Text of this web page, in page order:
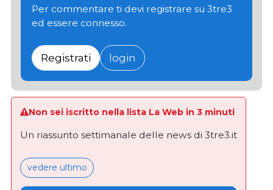
Per commentare ti devi registrare su 3tre3
ed essere connesso.
Registrati login
Non sei iscritto nella lista La Web in 3 minuti
Un riassunto settimanale delle news di 3tre3.it
vedere ultimo